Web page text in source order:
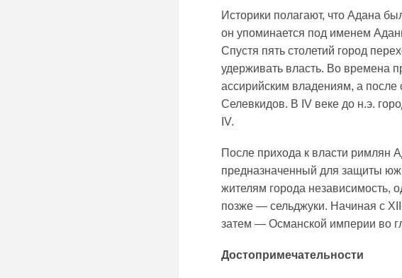
Историки полагают, что Адана
он упоминается под именем
Спустя пять столетий город
удерживать власть. Во времена
ассирийским владениям, а после
Селевкидов. В IV веке до н.э.
IV.
После прихода к власти римлян
предназначенный для защиты
жителям города независимость,
позже — сельджуки. Начиная с
затем — Османской империи во
Достопримечательности